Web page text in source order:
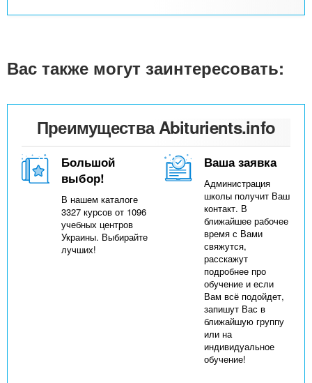
Вас также могут заинтересовать:
Преимущества Abiturients.info
Большой
выбор!
В нашем каталоге
3327 курсов от 1096
учебных центров
Украины. Выбирайте
лучших!
Ваша заявка
Администрация
школы получит Ваш
контакт. В
ближайшее рабочее
время с Вами
свяжутся,
расскажут
подробнее про
обучение и если
Вам всё подойдет,
запишут Вас в
ближайшую группу
или на
индивидуальное
обучение!